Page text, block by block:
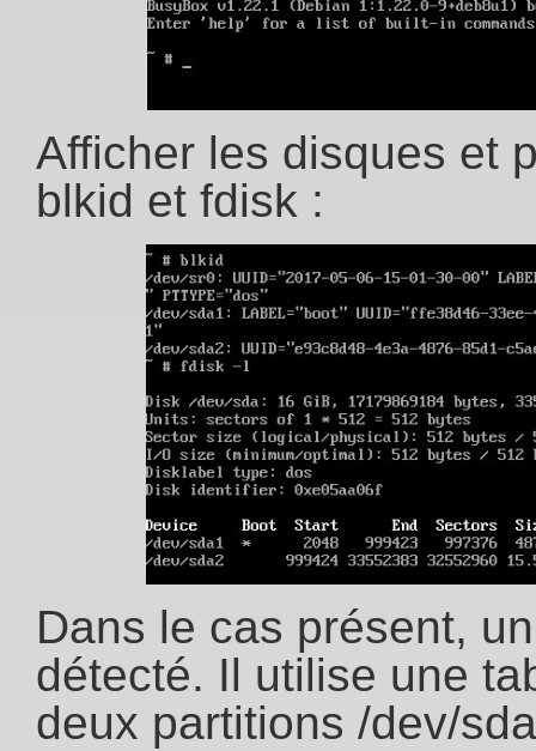
Afficher les disques et
blkid et fdisk :
Dans le cas présent,
détecté. Il utilise une
deux partitions /dev/